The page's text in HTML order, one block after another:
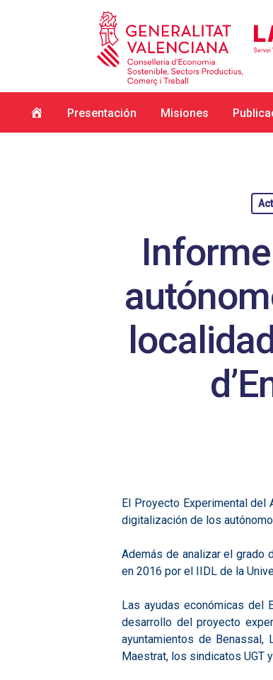
Hit enter to search or ESC to close
InicioPresentación Misiones
El Proyecto Experimental
digitalización de los
Además de analizar el grado
en 2016 por el IIDL de la
Las ayudas económicas del
desarrollo del proyecto
ayuntamientos de Benassal,
Maestrat, los sindicatos UGT